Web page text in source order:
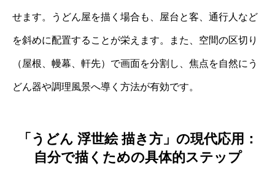
せます。うどん屋を描く場合も、屋台と客、通行人など
を斜めに配置することが栄えます。また、空間の区切り
（屋根、幔幕、軒先）で画面を分割し、焦点を自然にう
どん器や調理風景へ導く方法が有効です。
「うどん 浮世絵 描き方」の現代応用：
自分で描くための具体的ステップ